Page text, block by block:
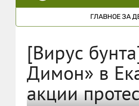
ГЛАВНОЕ ЗА
[Вирус
Димон» в
акции